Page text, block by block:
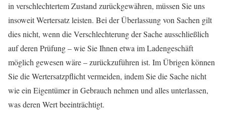
in verschlechtertem Zustand zurückgewähren, müssen Sie uns
insoweit Wertersatz leisten. Bei der Überlassung von Sachen gilt
dies nicht, wenn die Verschlechterung der Sache ausschließlich
auf deren Prüfung – wie Sie Ihnen etwa im Ladengeschäft
möglich gewesen wäre – zurückzuführen ist. Im Übrigen können
Sie die Wertersatzpflicht vermeiden, indem Sie die Sache nicht
wie ein Eigentümer in Gebrauch nehmen und alles unterlassen,
was deren Wert beeinträchtigt.